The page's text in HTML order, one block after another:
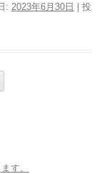
: 2023年6月30日
投
す。